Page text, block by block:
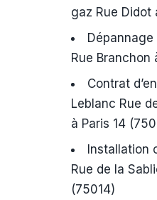
gaz Rue Didot
Rue Branchon
Contrat
Leblanc Rue
à Paris 14
Installation
Rue de la
(75014)